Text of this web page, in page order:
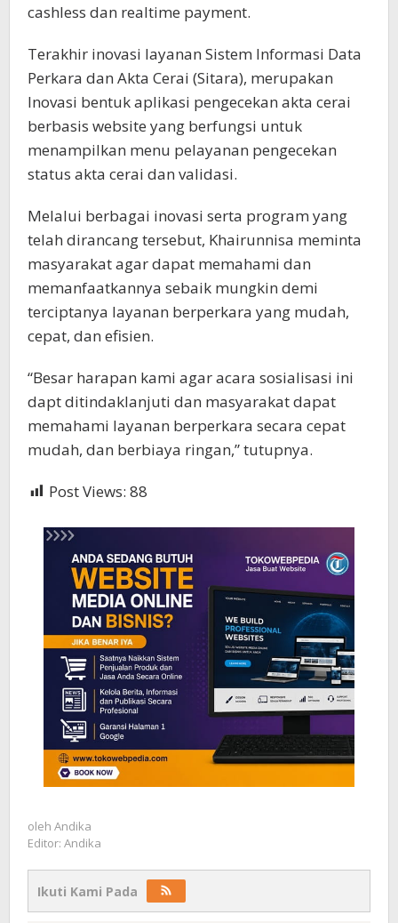
cashless dan realtime payment.
Terakhir inovasi layanan Sistem Informasi Data
Perkara dan Akta Cerai (Sitara), merupakan
Inovasi bentuk aplikasi pengecekan akta cerai
berbasis website yang berfungsi untuk
menampilkan menu pelayanan pengecekan
status akta cerai dan validasi.
Melalui berbagai inovasi serta program yang
telah dirancang tersebut, Khairunnisa meminta
masyarakat agar dapat memahami dan
memanfaatkannya sebaik mungkin demi
terciptanya layanan berperkara yang mudah,
cepat, dan efisien.
“Besar harapan kami agar acara sosialisasi ini
dapt ditindaklanjuti dan masyarakat dapat
memahami layanan berperkara secara cepat
mudah, dan berbiaya ringan,” tutupnya.
Post Views: 88
oleh Andika
Editor: Andika
Ikuti Kami Pada